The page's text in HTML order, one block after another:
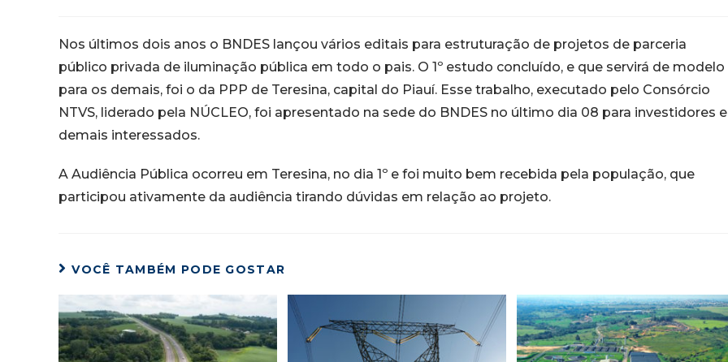
Nos últimos dois anos o BNDES lançou vários editais para estruturação de projetos de parceria
público privada de iluminação pública em todo o pais. O 1º estudo concluído, e que servirá de modelo
para os demais, foi o da PPP de Teresina, capital do Piauí. Esse trabalho, executado pelo Consórcio
NTVS, liderado pela NÚCLEO, foi apresentado na sede do BNDES no último dia 08 para investidores e
demais interessados.
A Audiência Pública ocorreu em Teresina, no dia 1º e foi muito bem recebida pela população, que
participou ativamente da audiência tirando dúvidas em relação ao projeto.
VOCÊ TAMBÉM PODE GOSTAR